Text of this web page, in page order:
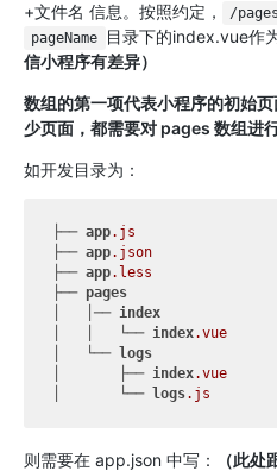
+文件名 信息。按照约定，
/
pageName 目录下的index.vue作
信小程序有差异）
数组的第一项代表小程序的初始
少页面，都需要对 pages 数组进行
如开发目录为：
├── app.js
├── app.json
├── app.less
├── pages
│   │── index
│   │   └── index.vue
│   └── logs
│       ├── index.vue
│       └── logs.js
则需要在 app.json 中写：
（此